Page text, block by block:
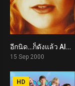
7.9
อีกนิด…ก็ดังแล้ว Almost Famous (2000)
15 Sep 2000
HD